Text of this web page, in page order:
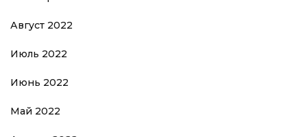
Август 2022
Июль 2022
Июнь 2022
Май 2022